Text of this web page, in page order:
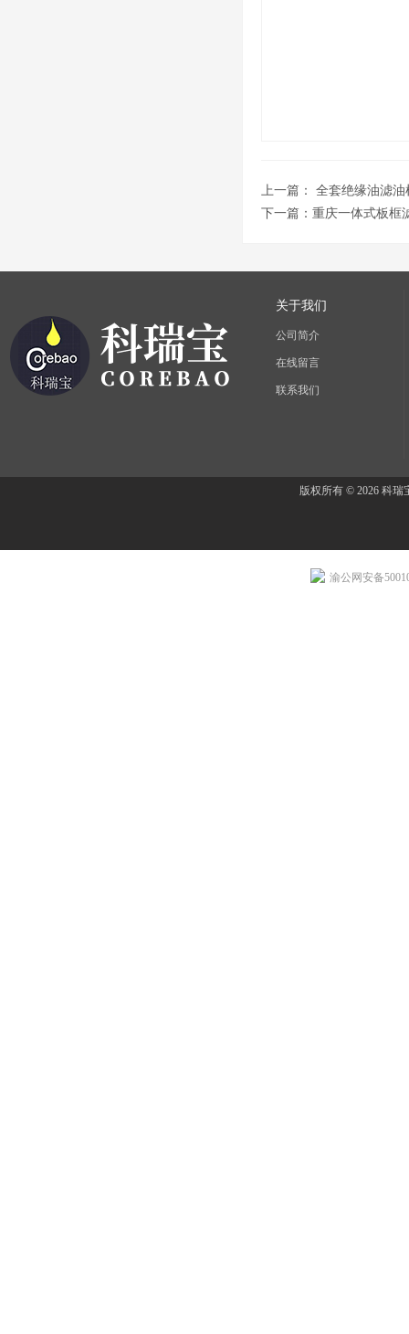
上一篇： 全套绝缘油滤油
下一篇： 重庆一体式板框
关于我们
公司简介
在线留言
联系我们
版权所有 © 2026 科
渝公网安备